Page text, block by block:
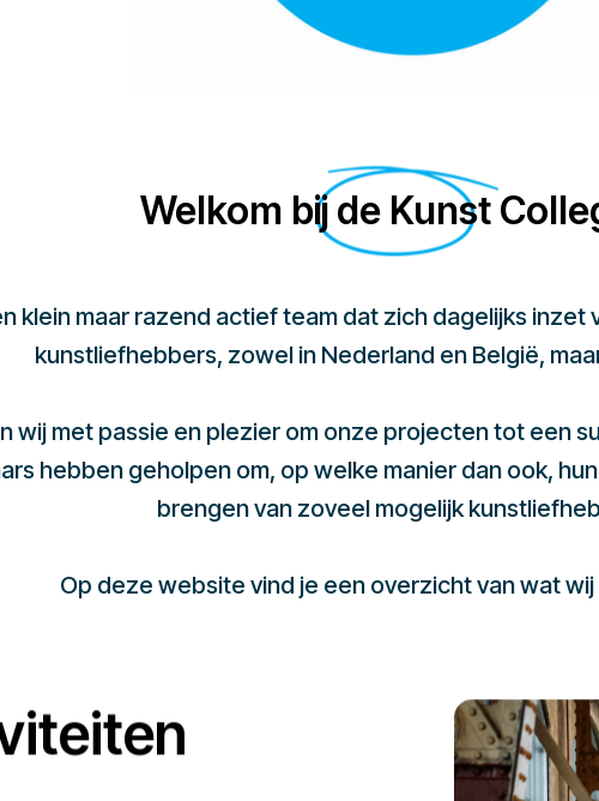
Welkom bij de Kunst
klein maar razend actief team dat zich dagelijks
kunstliefhebbers, zowel in Nederland en België,
wij met passie en plezier om onze projecten tot een
hebben geholpen om, op welke manier dan ook,
brengen van zoveel mogelijk
Op deze website vind je een overzicht van wat wij